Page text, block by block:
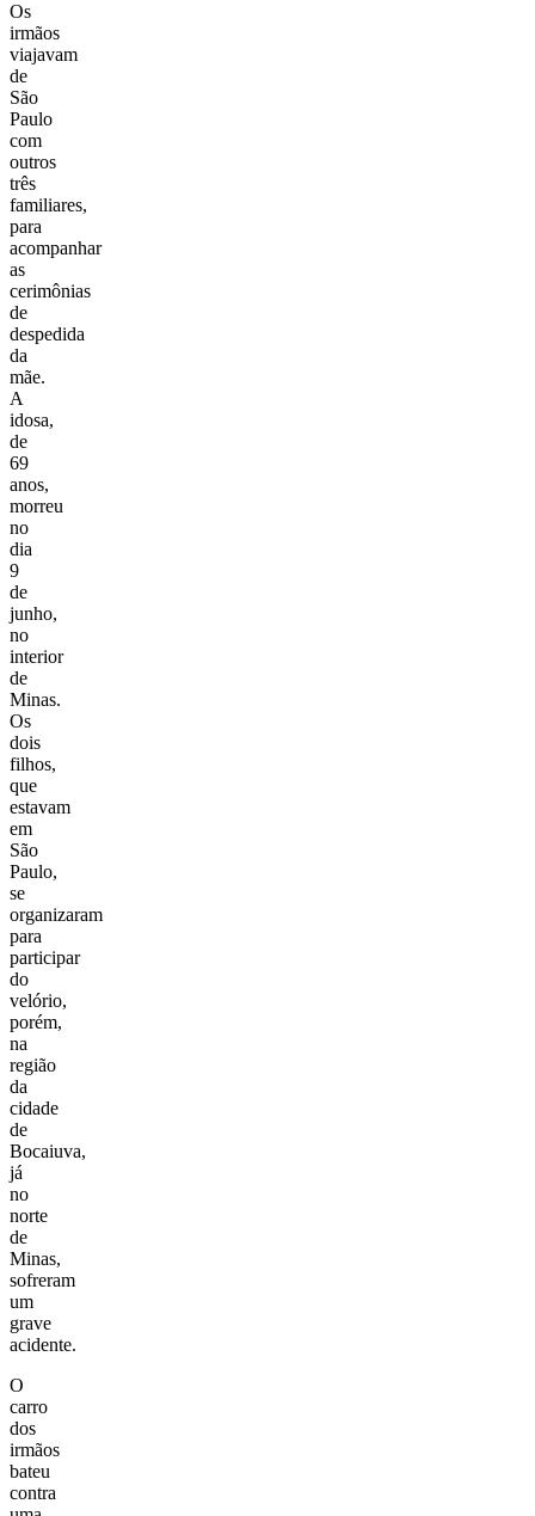
Os
irmãos
viajavam
de
São
Paulo
com
outros
três
familiares,
para
acompanhar
as
cerimônias
de
despedida
da
mãe.
A
idosa,
de
69
anos,
morreu
no
dia
9
de
junho,
no
interior
de
Minas.
Os
dois
filhos,
que
estavam
em
São
Paulo,
se
organizaram
para
participar
do
velório,
porém,
na
região
da
cidade
de
Bocaiuva,
já
no
norte
de
Minas,
sofreram
um
grave
acidente.
O
carro
dos
irmãos
bateu
contra